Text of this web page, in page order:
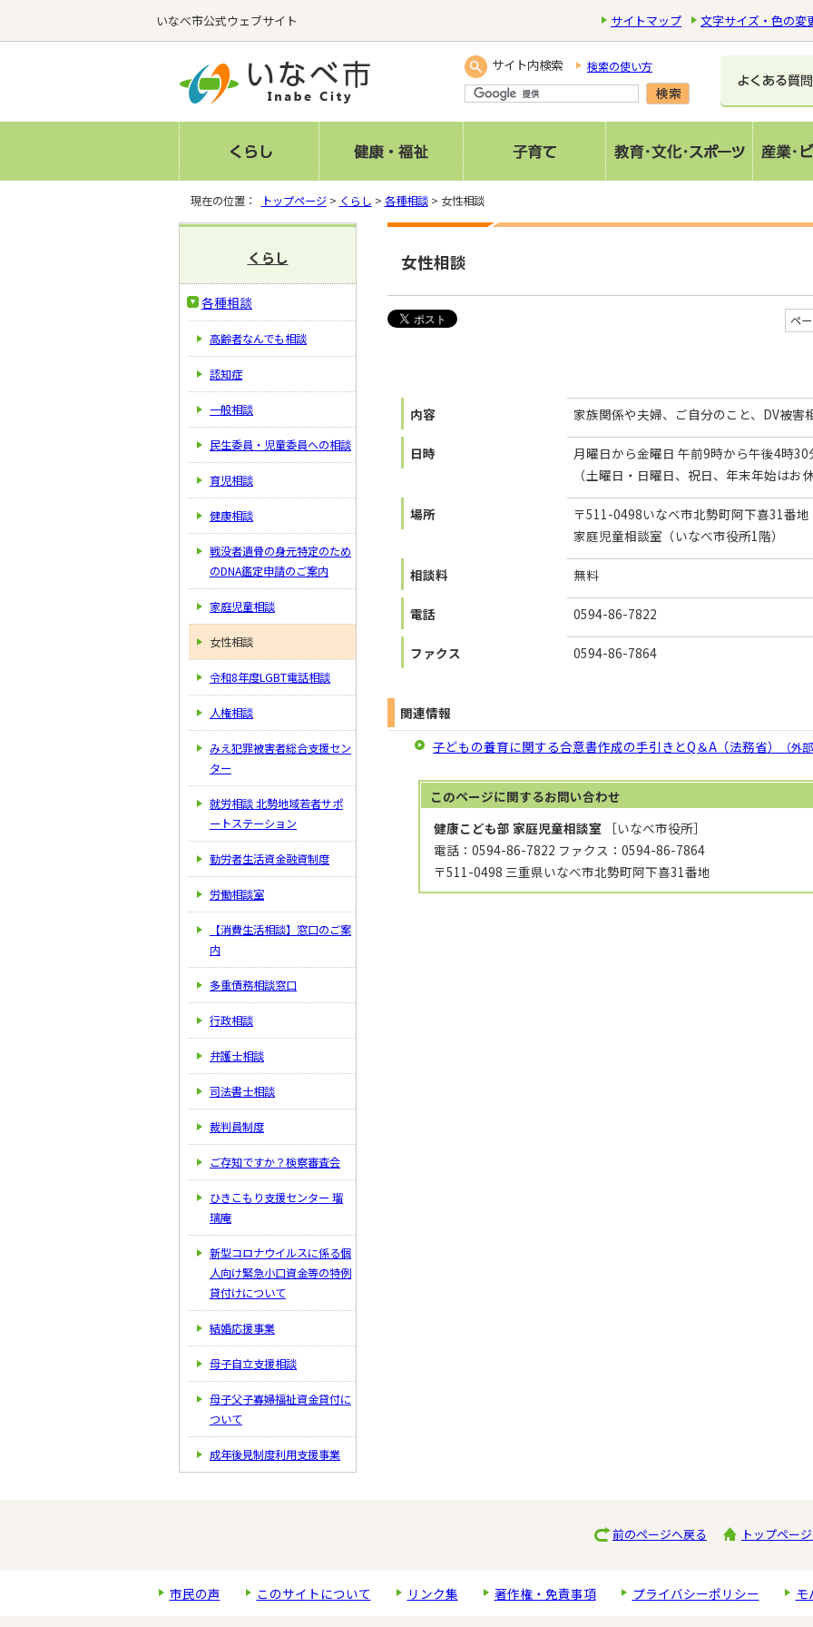
いなべ市公式ウェブサイト サイトマップ 文字サイズ・色の変
サイト内検索 検索の使い方
現在の位置： トップページ> くらし > 各種相談> 女性相談
女性相談
ペ
内容 家族関係や夫婦、ご自分のこと、DV被害
日時
月曜日から金曜日 午前9時から午後4時30
（土曜日・日曜日、祝日、年末年始はお
場所
〒511-0498いなべ市北勢町阿下喜31番地
家庭児童相談室（いなべ市役所1階）
相談料 無料
電話 0594-86-7822
ファクス 0594-86-7864
関連情報
子どもの養育に関する合意書作成の手引きとQ＆A（法務省）
（外
このページに関するお問い合わせ
健康こども部 家庭児童相談室 ［いなべ市役所］
電話：0594-86-7822 ファクス：0594-86-7864
〒511-0498 三重県いなべ市北勢町阿下喜31番地
くらし
各種相談
高齢者なんでも相談
認知症
一般相談
民生委員・児童委員への相談
育児相談
健康相談
戦没者遺骨の身元特定のため
のDNA鑑定申請のご案内
家庭児童相談
女性相談
令和8年度LGBT電話相談
人権相談
みえ犯罪被害者総合支援セン
ター
就労相談 北勢地域若者サポ
ートステーション
勤労者生活資金融資制度
労働相談室
【消費生活相談】窓口のご案
内
多重債務相談窓口
行政相談
弁護士相談
司法書士相談
裁判員制度
ご存知ですか？検察審査会
ひきこもり支援センター 瑠
璃庵
新型コロナウイルスに係る個
人向け緊急小口資金等の特例
貸付けについて
結婚応援事業
母子自立支援相談
母子父子寡婦福祉資金貸付に
ついて
成年後見制度利用支援事業
前のページへ戻る トップペー
市民の声 このサイトについて リンク集 著作権・免責事項 プライバシーポリシー モ